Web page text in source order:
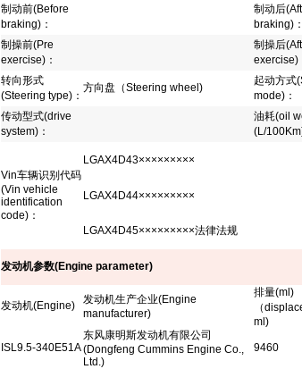
制动前(Before
braking) ：
制动后
braking) ：
制操前(Pre
exercise) ：
制操后
exercise)
转向形式
(Steering type) ：
方向盘（Steering wheel)
起动方式
mode) ：
传动型式(drive
system) ：
油耗(oil
(L/
Vin车辆识别代码
(Vin vehicle
identification
code) ：
LGAX4D43×××××××××
LGAX4D44×××××××××
LGAX4D45×××××××××法律法规
发动机参数(Engine parameter)
发动机(Engine) 发动机生产企业(Engine
manufacturer)
排量(ml)
（
ml)
ISL9.5-340E51A
东风康明斯发动机有限公司
(Dongfeng Cummins Engine Co.,
Ltd.)
9460